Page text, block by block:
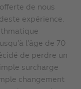
de nous
expérience.
l’âge de 70
de perdre un
surcharge
changement